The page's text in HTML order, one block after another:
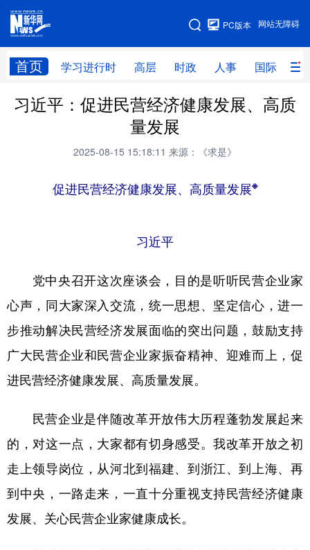
网站无障碍
PC版本
首页 学习进行时 高层 时政 人事 国际 财
网站地图
学习进行时 高层 时政 人事
科技 科创 量子 体育
法律 中央文件 金融 汽车
食品 人居 信息化 数字经济
学术中国 乡村振兴 银龄 溯源中国
公益 一带一路 亚太网 上市公司
文化产业
习近平：促进民营经济健康发展、高质
量发展
2025-08-15 15:18:11 来源：《求是》
促进民营经济健康发展、高质量发展※
习近平
党中央召开这次座谈会，目的是听听民营企业家
心声，同大家深入交流，统一思想、坚定信心，进一
步推动解决民营经济发展面临的突出问题，鼓励支持
广大民营企业和民营企业家振奋精神、迎难而上，促
进民营经济健康发展、高质量发展。
民营企业是伴随改革开放伟大历程蓬勃发展起来
的，对这一点，大家都有切身感受。我改革开放之初
走上领导岗位，从河北到福建、到浙江、到上海、再
到中央，一路走来，一直十分重视支持民营经济健康
发展、关心民营企业家健康成长。